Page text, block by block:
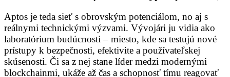
Aptos je teda sieť s obrovským potenciálom, no aj s
reálnymi technickými výzvami. Vývojári ju vidia ako
laboratórium budúcnosti – miesto, kde sa testujú nové
prístupy k bezpečnosti, efektivite a používateľskej
skúsenosti. Či sa z nej stane líder medzi modernými
blockchainmi, ukáže až čas a schopnosť tímu reagovať